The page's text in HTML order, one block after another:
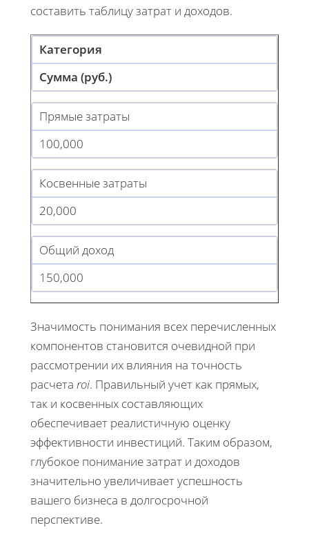
составить таблицу затрат и доходов.
Категория
Сумма (руб.)
Прямые затраты
100,000
Косвенные затраты
20,000
Общий доход
150,000
Значимость понимания всех перечисленных
компонентов становится очевидной при
рассмотрении их влияния на точность
расчета roi. Правильный учет как прямых,
так и косвенных составляющих
обеспечивает реалистичную оценку
эффективности инвестиций. Таким образом,
глубокое понимание затрат и доходов
значительно увеличивает успешность
вашего бизнеса в долгосрочной
перспективе.